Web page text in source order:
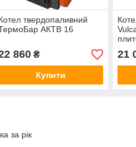
твердопаливний
АКТВ 16
860₴
Купити
21
за рік